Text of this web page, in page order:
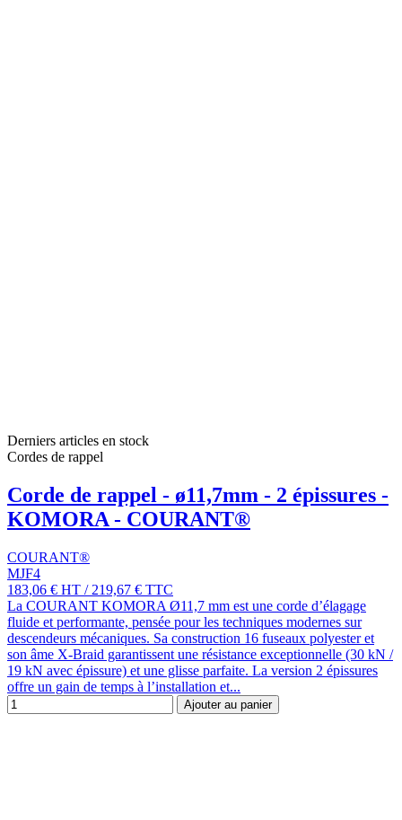
Derniers articles en stock
Cordes de rappel
Corde de rappel - ø11,7mm - 2 épissures -
KOMORA - COURANT®
COURANT®
MJF4
183,06 € HT / 219,67 € TTC
La COURANT KOMORA Ø11,7 mm est une corde d’élagage
fluide et performante, pensée pour les techniques modernes sur
descendeurs mécaniques. Sa construction 16 fuseaux polyester et
son âme X-Braid garantissent une résistance exceptionnelle (30 kN /
19 kN avec épissure) et une glisse parfaite. La version 2 épissures
offre un gain de temps à l’installation et...
Ajouter au panier